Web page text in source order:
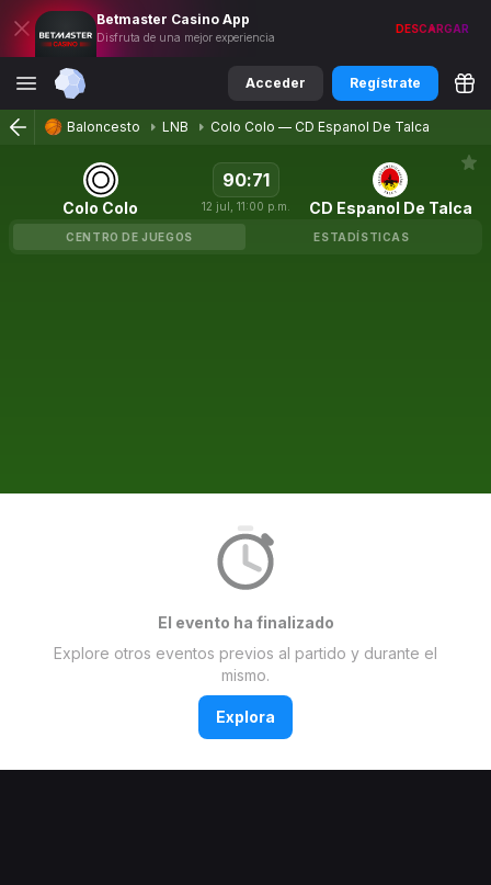
Betmaster Casino App
Disfruta de una mejor experiencia
DESCARGAR
Acceder Regístrate
Baloncesto LNB Colo Colo — CD Espanol De Talca
CENTRO DE JUEGOS ESTADÍSTICAS
Colo Colo
90:71
12 jul 11:00 p.m. CD Espanol De Talca
El evento ha finalizado
Explore otros eventos previos al partido y durante el
mismo.
Explora